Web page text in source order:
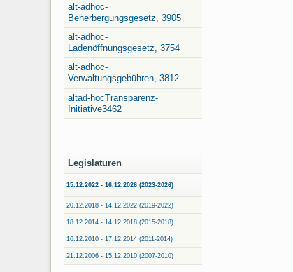
alt-adhoc-
Beherbergungsgesetz, 3905
alt-adhoc-
Ladenöffnungsgesetz, 3754
alt-adhoc-
Verwaltungsgebühren, 3812
altad-hocTransparenz-
Initiative3462
Legislaturen
15.12.2022 - 16.12.2026 (2023-2026)
20.12.2018 - 14.12.2022 (2019-2022)
18.12.2014 - 14.12.2018 (2015-2018)
16.12.2010 - 17.12.2014 (2011-2014)
21.12.2006 - 15.12.2010 (2007-2010)